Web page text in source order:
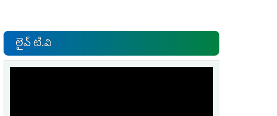
లైవ్ టి.వి